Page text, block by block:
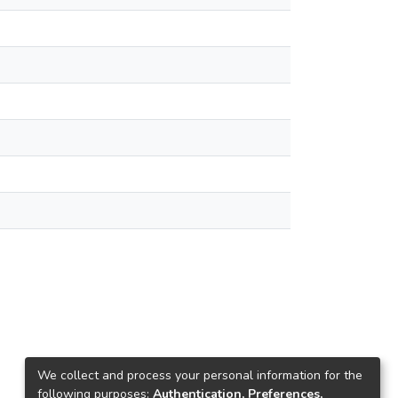
We collect and process your personal information for the
following purposes: Authentication, Preferences,